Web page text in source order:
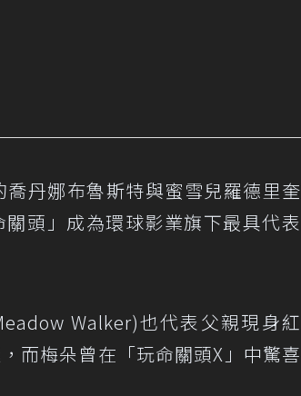
丹娜布魯斯特與蜜雪兒羅德里奎
頭」成為環球影業旗下最具代表
Walker)也代表父親現身紅
而梅朵曾在「玩命關頭X」中驚喜